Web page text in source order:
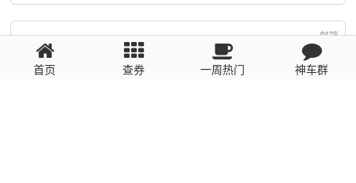
邮箱
回复需填写必要信息
首页 查券 一周热门 神车群